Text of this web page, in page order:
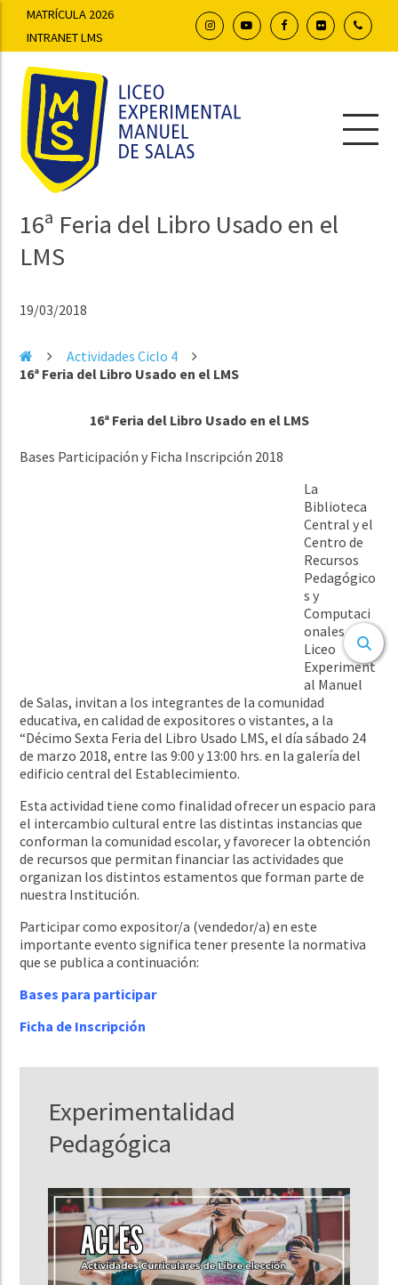
MATRÍCULA 2026
INTRANET LMS
16ª Feria del Libro Usado en el
LMS
19/03/2018
Actividades Ciclo 4
16ª Feria del Libro Usado en el LMS
16ª Feria del Libro Usado en el LMS
Bases Participación y Ficha Inscripción 2018
La
Biblioteca
Central y el
Centro de
Recursos
Pedagógico
s y
Computaci
onales del
Liceo
Experiment
al Manuel
de Salas, invitan a los integrantes de la comunidad
educativa, en calidad de expositores o vistantes, a la
“Décimo Sexta Feria del Libro Usado LMS, el día sábado 24
de marzo 2018, entre las 9:00 y 13:00 hrs. en la galería del
edificio central del Establecimiento.
Esta actividad tiene como finalidad ofrecer un espacio para
el intercambio cultural entre las distintas instancias que
conforman la comunidad escolar, y favorecer la obtención
de recursos que permitan financiar las actividades que
organizan los distintos estamentos que forman parte de
nuestra Institución.
Participar como expositor/a (vendedor/a) en este
importante evento significa tener presente la normativa
que se publica a continuación:
Bases para participar
Ficha de Inscripción
Experimentalidad
Pedagógica